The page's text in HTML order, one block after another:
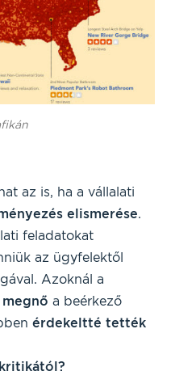
az is, ha a vállalati
elismerése.
feladatokat
az ügyfelektől
Azoknál a
megnő a beérkező
érdekeltté tették